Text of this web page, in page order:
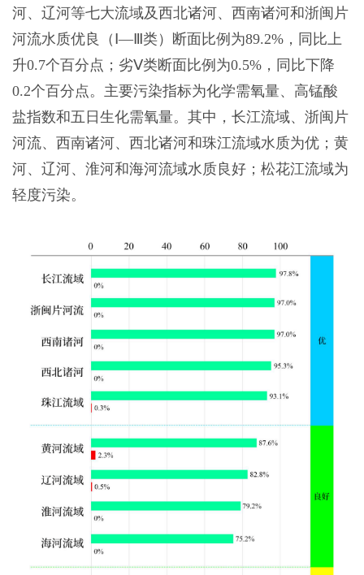
河、辽河等七大流域及西北诸河、西南诸河和浙闽片
河流水质优良（Ⅰ—Ⅲ类）断面比例为89.2%，同比上
升0.7个百分点；劣Ⅴ类断面比例为0.5%，同比下降
0.2个百分点。主要污染指标为化学需氧量、高锰酸
盐指数和五日生化需氧量。其中，长江流域、浙闽片
河流、西南诸河、西北诸河和珠江流域水质为优；黄
河、辽河、淮河和海河流域水质良好；松花江流域为
轻度污染。